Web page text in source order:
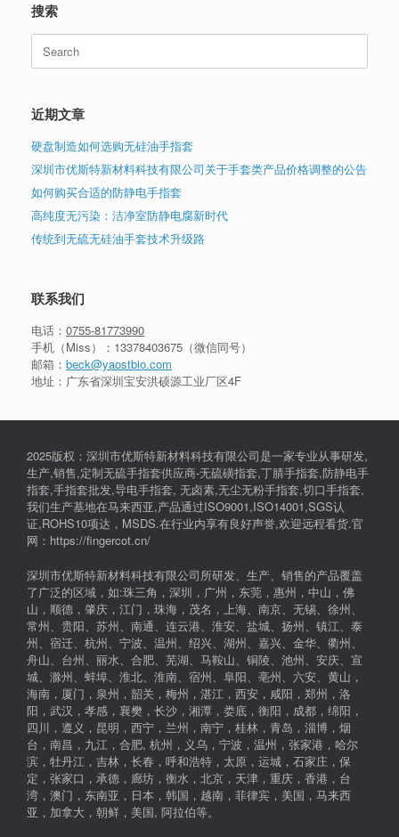
搜索
Search
for:
近期文章
硬盘制造如何选购无硅油手指套
深圳市优斯特新材料科技有限公司关于手套类产品价格调整的公告
如何购买合适的防静电手指套
高纯度无污染：洁净室防静电腐新时代
传统到无硫无硅油手套技术升级路
联系我们
电话： 0755-81773990
手机（Miss）： 13378403675 （微信同号）
邮箱： beck@yaostbio.com
地址：广东省深圳宝安洪硕源工业厂区4F
2025版权：深圳市优斯特新材料科技有限公司是一家专业从事研发,
生产,销售,定制无硫手指套供应商-无硫磺指套,丁腈手指套,防静电手
指套,手指套批发,导电手指套, 无卤素,无尘无粉手指套,切口手指套,
我们生产基地在马来西亚,产品通过ISO9001,ISO14001,SGS认
证,ROHS10项达，MSDS.在行业内享有良好声誉,欢迎远程看货.官
网：https://fingercot.cn/
深圳市优斯特新材料科技有限公司所研发、生产、销售的产品覆盖
了广泛的区域，如:珠三角，深圳，广州，东莞，惠州，中山，佛
山，顺德，肇庆，江门，珠海，茂名，上海、南京、无锡、徐州、
常州、贵阳、苏州、南通、连云港、淮安、盐城、扬州、镇江、泰
州、宿迁、杭州、宁波、温州、绍兴、湖州、嘉兴、金华、衢州、
舟山、台州、丽水、合肥、芜湖、马鞍山、铜陵、池州、安庆、宣
城、滁州、蚌埠、淮北、淮南、宿州、阜阳、亳州、六安、黄山，
海南，厦门，泉州，韶关，梅州，湛江，西安，咸阳，郑州，洛
阳，武汉，孝感，襄樊，长沙，湘潭，娄底，衡阳，成都，绵阳，
四川，遵义，昆明，西宁，兰州，南宁，桂林，青岛，淄博，烟
台，南昌，九江，合肥, 杭州，义乌，宁波，温州，张家港，哈尔
滨，牡丹江，吉林，长春，呼和浩特，太原，运城，石家庄，保
定，张家口，承德，廊坊，衡水，北京，天津，重庆，香港，台
湾，澳门，东南亚，日本，韩国，越南，菲律宾，美国，马来西
亚，加拿大，朝鲜，美国, 阿拉伯等。